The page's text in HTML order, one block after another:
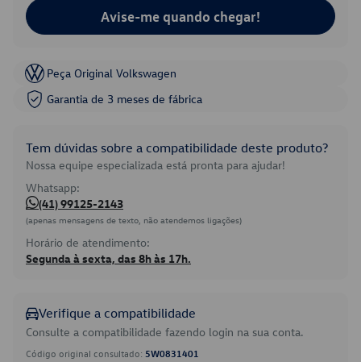
Avise-me quando chegar!
Peça Original Volkswagen
Garantia de 3 meses de fábrica
Tem dúvidas sobre a compatibilidade deste produto?
Nossa equipe especializada está pronta para ajudar!
Whatsapp:
(41) 99125-2143
(apenas mensagens de texto, não atendemos ligações)
Horário de atendimento:
Segunda à sexta, das 8h às 17h.
Verifique a compatibilidade
Consulte a compatibilidade fazendo login na sua conta.
Código original consultado: 5W0831401